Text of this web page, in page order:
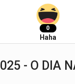
0
Haha
- O DIA